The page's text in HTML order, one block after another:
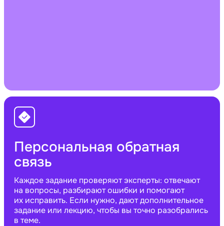
Персональная обратная
связь
Каждое задание проверяют эксперты: отвечают
на вопросы, разбирают ошибки и помогают
их исправить. Если нужно, дают дополнительное
задание или лекцию, чтобы вы точно разобрались
в теме.